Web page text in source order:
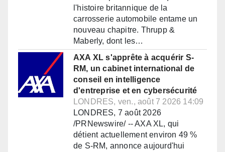
l'histoire britannique de la
carrosserie automobile entame un
nouveau chapitre. Thrupp &
Maberly, dont les…
AXA XL s'apprête à acquérir S-
RM, un cabinet international de
conseil en intelligence
d'entreprise et en cybersécurité
LONDRES, ven., août 7 2026 14:09
LONDRES, 7 août 2026
/PRNewswire/ -- AXA XL, qui
détient actuellement environ 49 %
de S-RM, annonce aujourd'hui